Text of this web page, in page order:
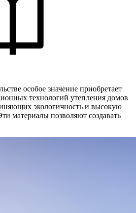
особое значение приобретает
технологий утепления домов
экологичность и высокую
материалы позволяют создавать